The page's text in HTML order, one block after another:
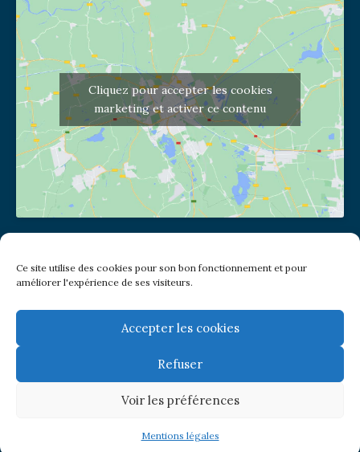
Ce site utilise des cookies pour son bon fonctionnement et pour
améliorer l'expérience de ses visiteurs.
Accepter les cookies
Refuser
Voir les préférences
Mentions légales
Cliquez pour accepter les cookies
marketing et activer ce contenu
(pas de courrier à cette adresse)
2 place Jules Joffrin - 75018
Metro: Jules Joffrin ou Simplon
Bus : Mairie du XVIII
Newsletter
© Paroisse Notre-Dame de Clignancourt